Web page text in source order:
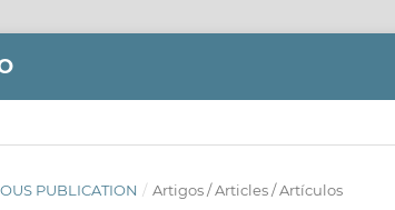
PUBLICATION / Artigos / Articles / Artículos